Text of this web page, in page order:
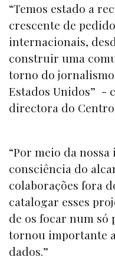
“Temos estado a
crescente de
internacionais,
construir uma
torno do
Estados Unidos” -
directora do
“Por meio da
consciência do
colaborações fora
catalogar esses
de os focar num
tornou importante
dados.”